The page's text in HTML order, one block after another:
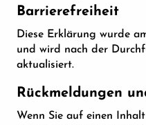
Barrierefreiheit
Diese Erklärung wurde
und wird nach der
aktualisiert.
Rückmeldungen
Wenn Sie auf einen